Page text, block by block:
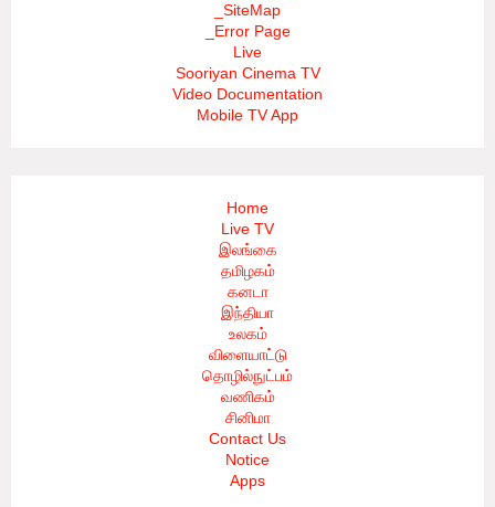
_SiteMap
_Error Page
Live
Sooriyan Cinema TV
Video Documentation
Mobile TV App
Home
Live TV
இலங்கை
தமிழகம்
கனடா
இந்தியா
உலகம்
விளையாட்டு
தொழில்நுட்பம்
வணிகம்
சினிமா
Contact Us
Notice
Apps